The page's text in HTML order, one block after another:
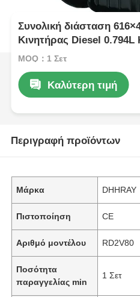
Συνολική διάσταση
Κινητήρας Diesel 0.794L
Σύστημα λίπανσης με
MOQ：1 Σετ
Καλύτερη τιμή
Περιγραφή προϊόντων
Μάρκα DHHRAY
Πιστοποίηση CE
Αριθμό μοντέλου RD2V80
Ποσότητα
παραγγελίας min
1 Σετ